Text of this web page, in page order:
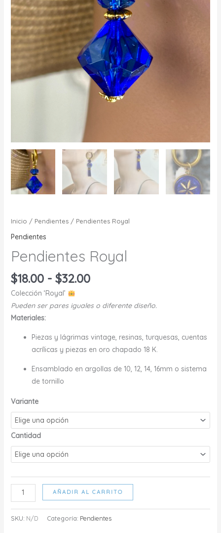
Inicio / Pendientes/ Pendientes Royal
Pendientes
Pendientes Royal
$18.00 - $32.00Rango
precios:
hasta
$32.00
Colección ‘Royal’
Pueden ser pares iguales o diferente diseño.
Materiales:
Piezas y lágrimas vintage, resinas, turquesas, cuentas
acrílicas y piezas en oro chapado 18 K.
Ensamblado en argollas de 10, 12, 14, 16mm o sistema
de tornillo
Variante
Cantidad
Pendientes
Royal
cantidad
AÑADIR AL CARRITO
SKU: N/D Categoría: Pendientes